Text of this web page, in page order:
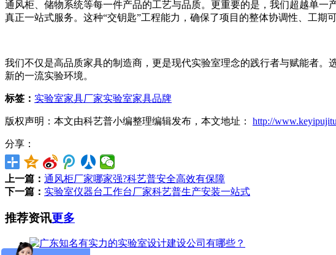
通风柜、储物系统等每一件产品的工艺与品质。更重要的是，我们超越单
真正一站式服务。这种“交钥匙”工程能力，确保了项目的整体协调性、工期
我们不仅是高品质家具的制造商，更是现代实验室理念的践行者与赋能者
新的一流实验环境。
标签： 实验室家具厂家实验室家具品牌
版权声明：本文由科艺普小编整理编辑发布，本文地址： http://
分享：
上一篇： 通风柜厂家哪家强?科艺普安全高效有保障
下一篇： 实验室仪器台工作台厂家科艺普生产安装一站式
推荐资讯更多